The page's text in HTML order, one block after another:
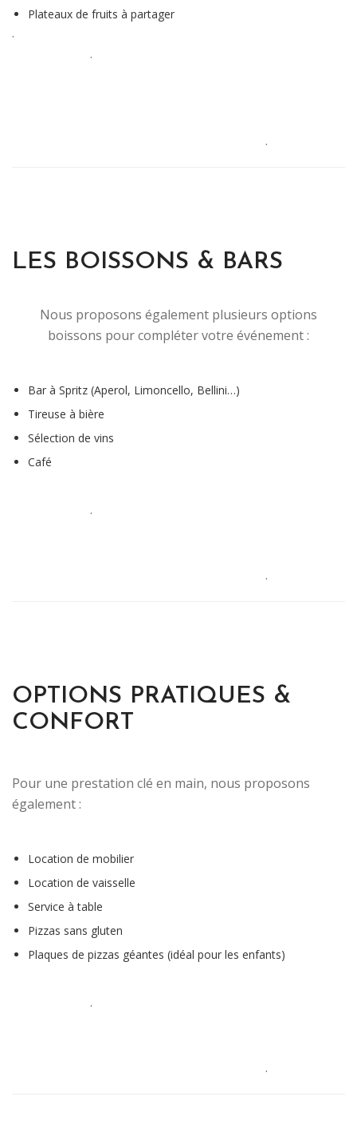
Plateaux de fruits à partager
.
.
.
LES BOISSONS & BARS
Nous proposons également plusieurs options
boissons pour compléter votre événement :
Bar à Spritz (Aperol, Limoncello, Bellini…)
Tireuse à bière
Sélection de vins
Café
.
.
OPTIONS PRATIQUES &
CONFORT
Pour une prestation clé en main, nous proposons
également :
Location de mobilier
Location de vaisselle
Service à table
Pizzas sans gluten
Plaques de pizzas géantes (idéal pour les enfants)
.
.